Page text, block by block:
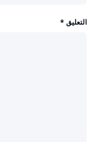
التعليق *